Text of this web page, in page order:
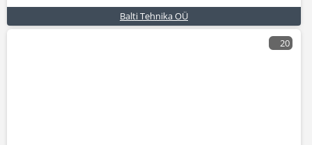
Balti Tehnika OÜ
20